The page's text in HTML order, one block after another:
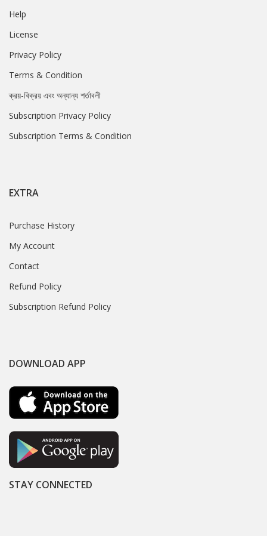
Help
License
Privacy Policy
Terms & Condition
ক্রয়-বিক্রয় এবং অন্যান্য শর্তাবলী
Subscription Privacy Policy
Subscription Terms & Condition
EXTRA
Purchase History
My Account
Contact
Refund Policy
Subscription Refund Policy
DOWNLOAD APP
STAY CONNECTED